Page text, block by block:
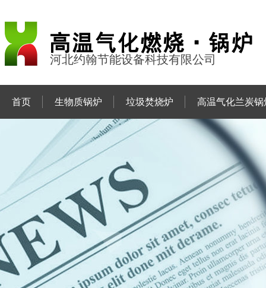
河北约翰节能设备科技有限公司
首页 生物质锅炉 垃圾焚烧炉 高温气化兰炭锅